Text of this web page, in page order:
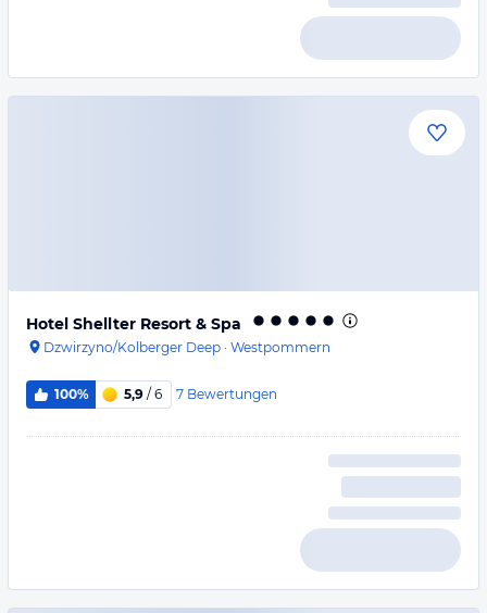
Hotel Shellter Resort & Spa
Dzwirzyno/Kolberger Deep · Westpommern
100% 5,9 / 6 7 Bewertungen